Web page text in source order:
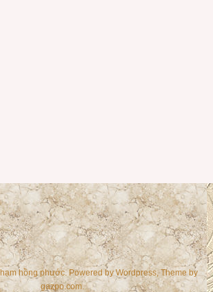
hồng phước. Powered byWordpress, Theme by
gazpo.com.